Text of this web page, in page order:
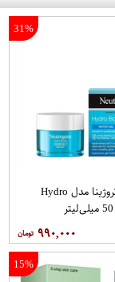
31%
ژل آبرسان نوتروژینا مدل Hydro
۹۹۰,۰۰۰
15%